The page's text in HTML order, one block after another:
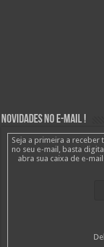
Novidades no E-mail !
Seja a primeira a receber
no seu e-mail, basta
abra sua caixa de e-